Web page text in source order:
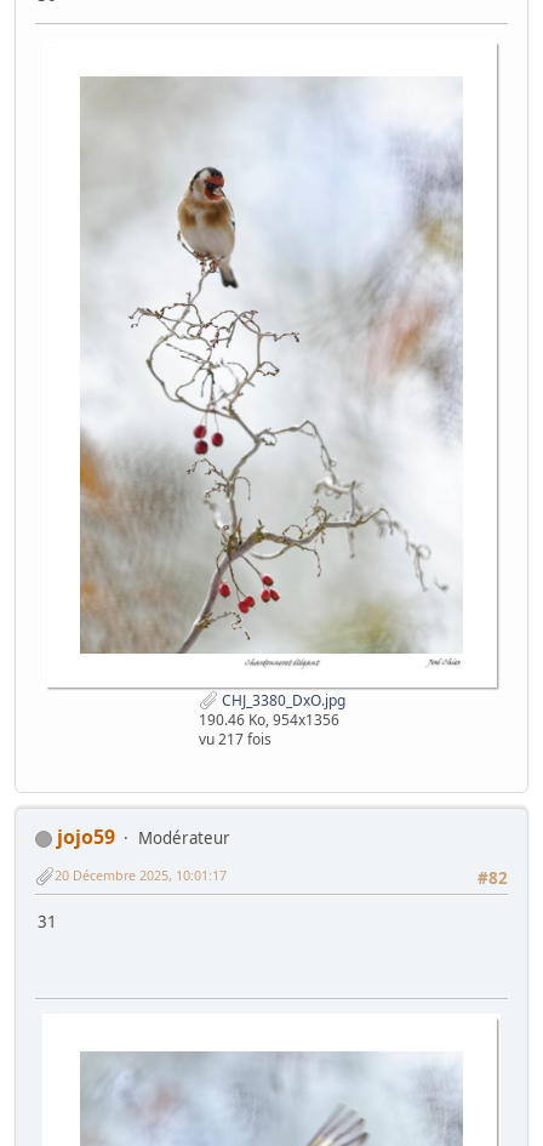
CHJ_3380_DxO.jpg
190.46 Ko, 954x1356
vu 217 fois
jojo59
Modérateur
#82
20 Décembre 2025, 10:01:17
31